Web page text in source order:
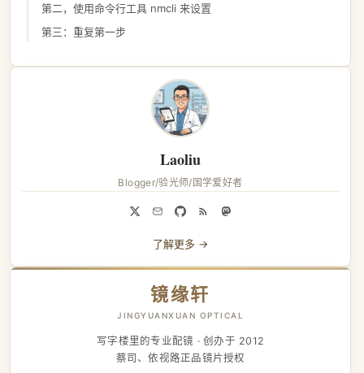
Laoliu
Blogger/验光师/国学爱好者
了解更多 →
镜缘轩
JINGYUANXUAN OPTICAL
写字楼里的专业配镜 · 创办于 2012
蔡司、依视路正品镜片授权
第二，使用命令行工具 nmcli 来设置
第三：重复第一步